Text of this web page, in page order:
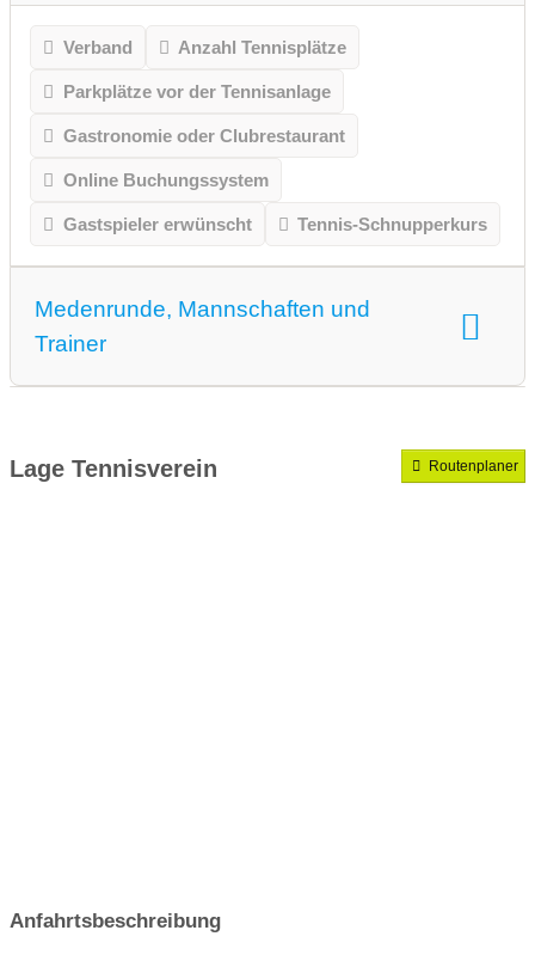
Verband Anzahl Tennisplätze
Parkplätze vor der Tennisanlage
Gastronomie oder Clubrestaurant
Online Buchungssystem
Gastspieler erwünscht Tennis-Schnupperkurs
Medenrunde, Mannschaften und
Trainer
Lage Tennisverein Routenplaner
Anfahrtsbeschreibung